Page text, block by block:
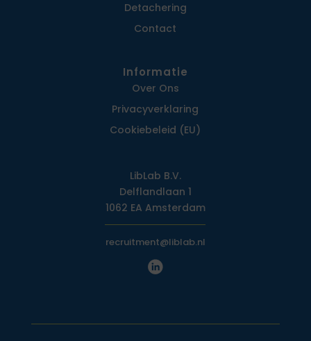
Detachering
Contact
Informatie
Over Ons
Privacy­verklaring
Cookiebeleid (EU)
LibLab B.V.
Delflandlaan 1
1062 EA Amsterdam
recruitment@liblab.nl